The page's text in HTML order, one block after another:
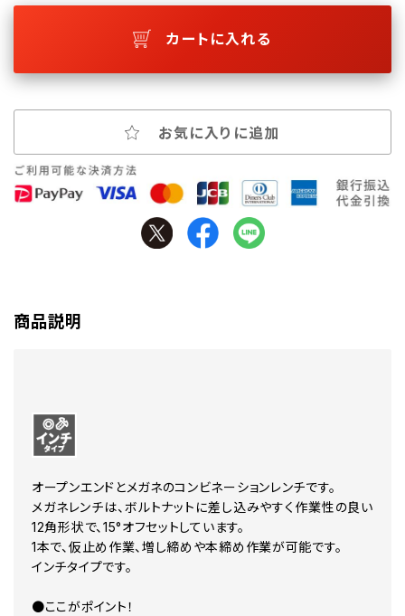
カートに入れる
お気に入りに追加
商品説明
オープンエンドとメガネのコンビネーションレンチです。
メガネレンチは、ボルトナットに差し込みやすく作業性の良い
12角形状で、15°オフセットしています。
1本で、仮止め作業、増し締めや本締め作業が可能です。
インチタイプです。
●ここがポイント！